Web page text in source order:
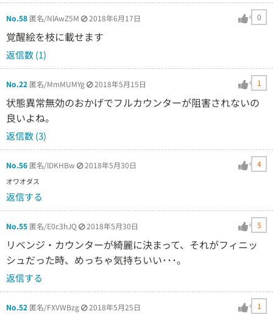
No.58 匿名/NlAwZ5M 2018年6月17日 0
覚醒絵を枝に載せます
返信数 (1)
No.22 匿名/MmMUMYg 2018年5月15日 1
状態異常無効のおかげでフルカウンターが阻害されないの
良いよね。
返信数 (3)
No.56 匿名/lDKHBw 2018年5月30日 4
オワオダス
返信する
No.55 匿名/E0c3hJQ 2018年5月30日 5
リベンジ・カウンターが綺麗に決まって、それがフィニッ
シュだった時、めっちゃ気持ちいい･･･。
返信する
No.52 匿名/FXVWBzg 2018年5月25日 1